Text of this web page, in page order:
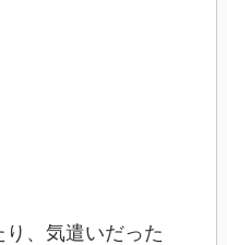
、気遣いだった